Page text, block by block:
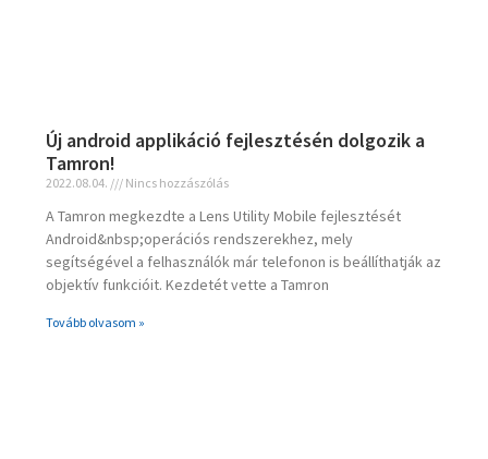
Új android applikáció fejlesztésén dolgozik a
Tamron!
2022.08.04. Nincs hozzászólás
A Tamron megkezdte a Lens Utility Mobile fejlesztését
Android&nbsp;operációs rendszerekhez, mely
segítségével a felhasználók már telefonon is beállíthatják az
objektív funkcióit. Kezdetét vette a Tamron
Tovább olvasom »